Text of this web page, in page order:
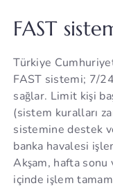
FAST
Türkiye
FAST sistemi; 7/
sağlar. Limit kişi
(sistem kuralları
sistemine destek
banka havalesi
Akşam, hafta
içinde işlem